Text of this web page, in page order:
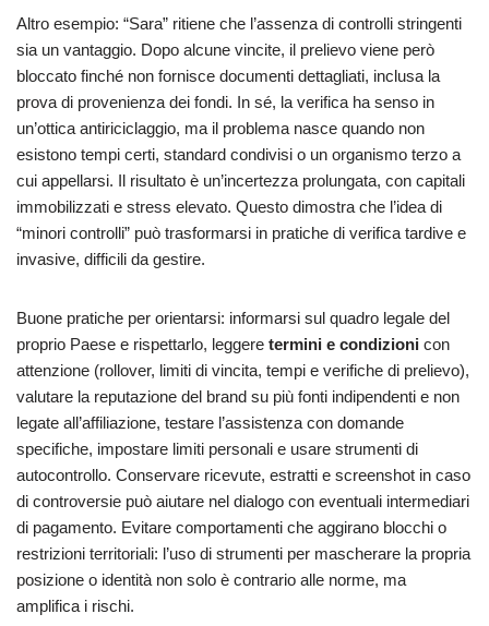
Altro esempio: “Sara” ritiene che l’assenza di controlli stringenti
sia un vantaggio. Dopo alcune vincite, il prelievo viene però
bloccato finché non fornisce documenti dettagliati, inclusa la
prova di provenienza dei fondi. In sé, la verifica ha senso in
un’ottica antiriciclaggio, ma il problema nasce quando non
esistono tempi certi, standard condivisi o un organismo terzo a
cui appellarsi. Il risultato è un’incertezza prolungata, con capitali
immobilizzati e stress elevato. Questo dimostra che l’idea di
“minori controlli” può trasformarsi in pratiche di verifica tardive e
invasive, difficili da gestire.
Buone pratiche per orientarsi: informarsi sul quadro legale del
proprio Paese e rispettarlo, leggere termini e condizioni con
attenzione (rollover, limiti di vincita, tempi e verifiche di prelievo),
valutare la reputazione del brand su più fonti indipendenti e non
legate all’affiliazione, testare l’assistenza con domande
specifiche, impostare limiti personali e usare strumenti di
autocontrollo. Conservare ricevute, estratti e screenshot in caso
di controversie può aiutare nel dialogo con eventuali intermediari
di pagamento. Evitare comportamenti che aggirano blocchi o
restrizioni territoriali: l’uso di strumenti per mascherare la propria
posizione o identità non solo è contrario alle norme, ma
amplifica i rischi.